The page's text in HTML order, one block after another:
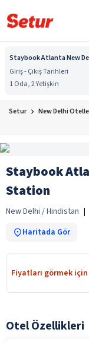
Staybook Atlanta New
Giriş - Çıkış Tarihleri
1 Oda, 2 Yetişkin
Setur New Delhi
Staybook
Station
New Delhi / Hindistan |
Haritada Gör
Fiyatları görmek
Otel Özellikleri